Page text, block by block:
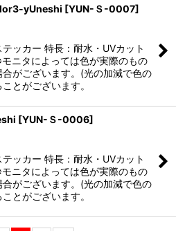
yUneshi [YUN-Ｓ-0007]
ッカー 特長：耐水・UVカット
ニタによっては色が実際のもの
合がございます。(光の加減で色の
とがございます。
[YUN-Ｓ-0006]
ッカー 特長：耐水・UVカット
ニタによっては色が実際のもの
合がございます。(光の加減で色の
とがございます。